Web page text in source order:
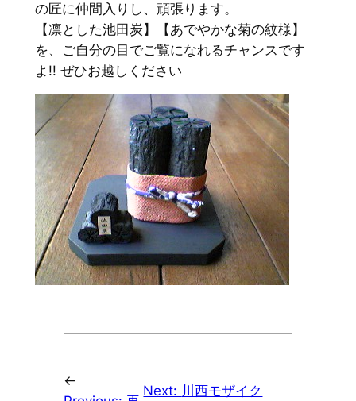
の匠に仲間入りし、頑張ります。
【凛とした池田炭】【あでやかな菊の紋様】
を、ご自分の目でご覧になれるチャンスです
よ!! ぜひお越しください
←
Next: 川西モザイク